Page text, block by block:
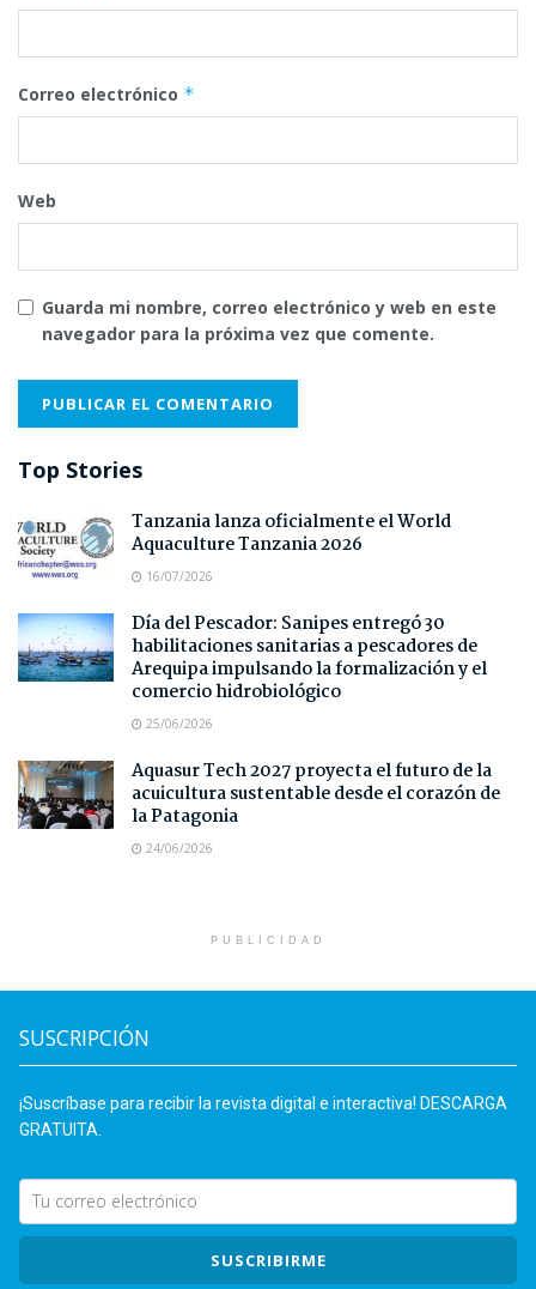
Correo electrónico *
Web
Guarda mi nombre, correo electrónico y web en este
navegador para la próxima vez que comente.
Top Stories
Tanzania lanza oficialmente el World
Aquaculture Tanzania 2026
16/07/2026
Día del Pescador: Sanipes entregó 30
habilitaciones sanitarias a pescadores de
Arequipa impulsando la formalización y el
comercio hidrobiológico
25/06/2026
Aquasur Tech 2027 proyecta el futuro de la
acuicultura sustentable desde el corazón de
la Patagonia
24/06/2026
PUBLICIDAD
SUSCRIPCIÓN
¡Suscríbase para recibir la revista digital e interactiva! DESCARGA
GRATUITA.
SUSCRIBIRME